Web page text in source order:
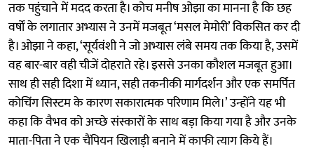
तक पहुंचाने में मदद करता है। कोच मनीष ओझा का मानना है कि छह
वर्षों के लगातार अभ्यास ने उनमें मजबूत ‘मसल मेमोरी’ विकसित कर दी
है। ओझा ने कहा, ‘सूर्यवंशी ने जो अभ्यास लंबे समय तक किया है, उसमें
वह बार-बार वही चीजें दोहराते रहे। इससे उनका कौशल मजबूत हुआ।
साथ ही सही दिशा में ध्यान, सही तकनीकी मार्गदर्शन और एक समर्पित
कोचिंग सिस्टम के कारण सकारात्मक परिणाम मिले।’ उन्होंने यह भी
कहा कि वैभव को अच्छे संस्कारों के साथ बड़ा किया गया है और उनके
माता-पिता ने एक चैंपियन खिलाड़ी बनाने में काफी त्याग किये हैं।